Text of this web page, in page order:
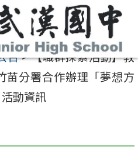
告>【職群探索活動】教
苗分署合作辦理「夢想方
動資訊